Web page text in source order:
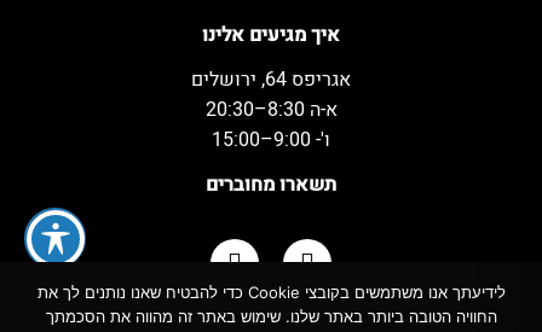
איך מגיעים אלינו
אגריפס 64, ירושלים
א-ה 8:30–20:30
ו'- 9:00–15:00
תשארו מחוברים
לידיעתך אנו משתמשים בקובצי Cookie כדי להבטיח שאנו נותנים לך את
החוויה הטובה ביותר באתר שלנו. שימוש באתר זה מהווה את הסכמתך